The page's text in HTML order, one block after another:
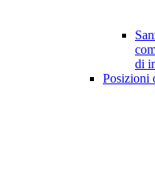
di
Posizioni